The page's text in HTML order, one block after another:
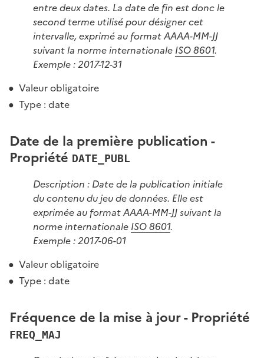
entre deux dates. La date de fin est donc le
second terme utilisé pour désigner cet
intervalle, exprimé au format AAAA-MM-JJ
suivant la norme internationale ISO 8601.
Exemple : 2017-12-31
Valeur obligatoire
Type : date
Date de la première publication -
Propriété DATE_PUBL
Description : Date de la publication initiale
du contenu du jeu de données. Elle est
exprimée au format AAAA-MM-JJ suivant la
norme internationale ISO 8601.
Exemple : 2017-06-01
Valeur obligatoire
Type : date
Fréquence de la mise à jour - Propriété
FREQ_MAJ